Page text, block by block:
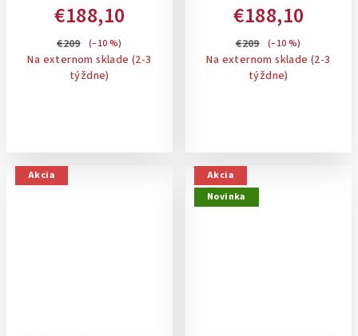
NOTEBOOK, ROZŠÍRITEĽNÝ:
ELECTRICH BLUE
€188,10
€209 (–10 %)
Na externom sklade (2-3
týždne)
NOTEBOOK, ROZŠÍRITEĽNÝ:
LIME PUNCH
€188,10
€209 (–10 %)
Na externom sklade (2-3
týždne)
Akcia
Akcia
Novinka